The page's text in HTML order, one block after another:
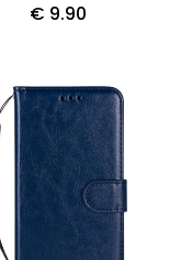
€ 9.90